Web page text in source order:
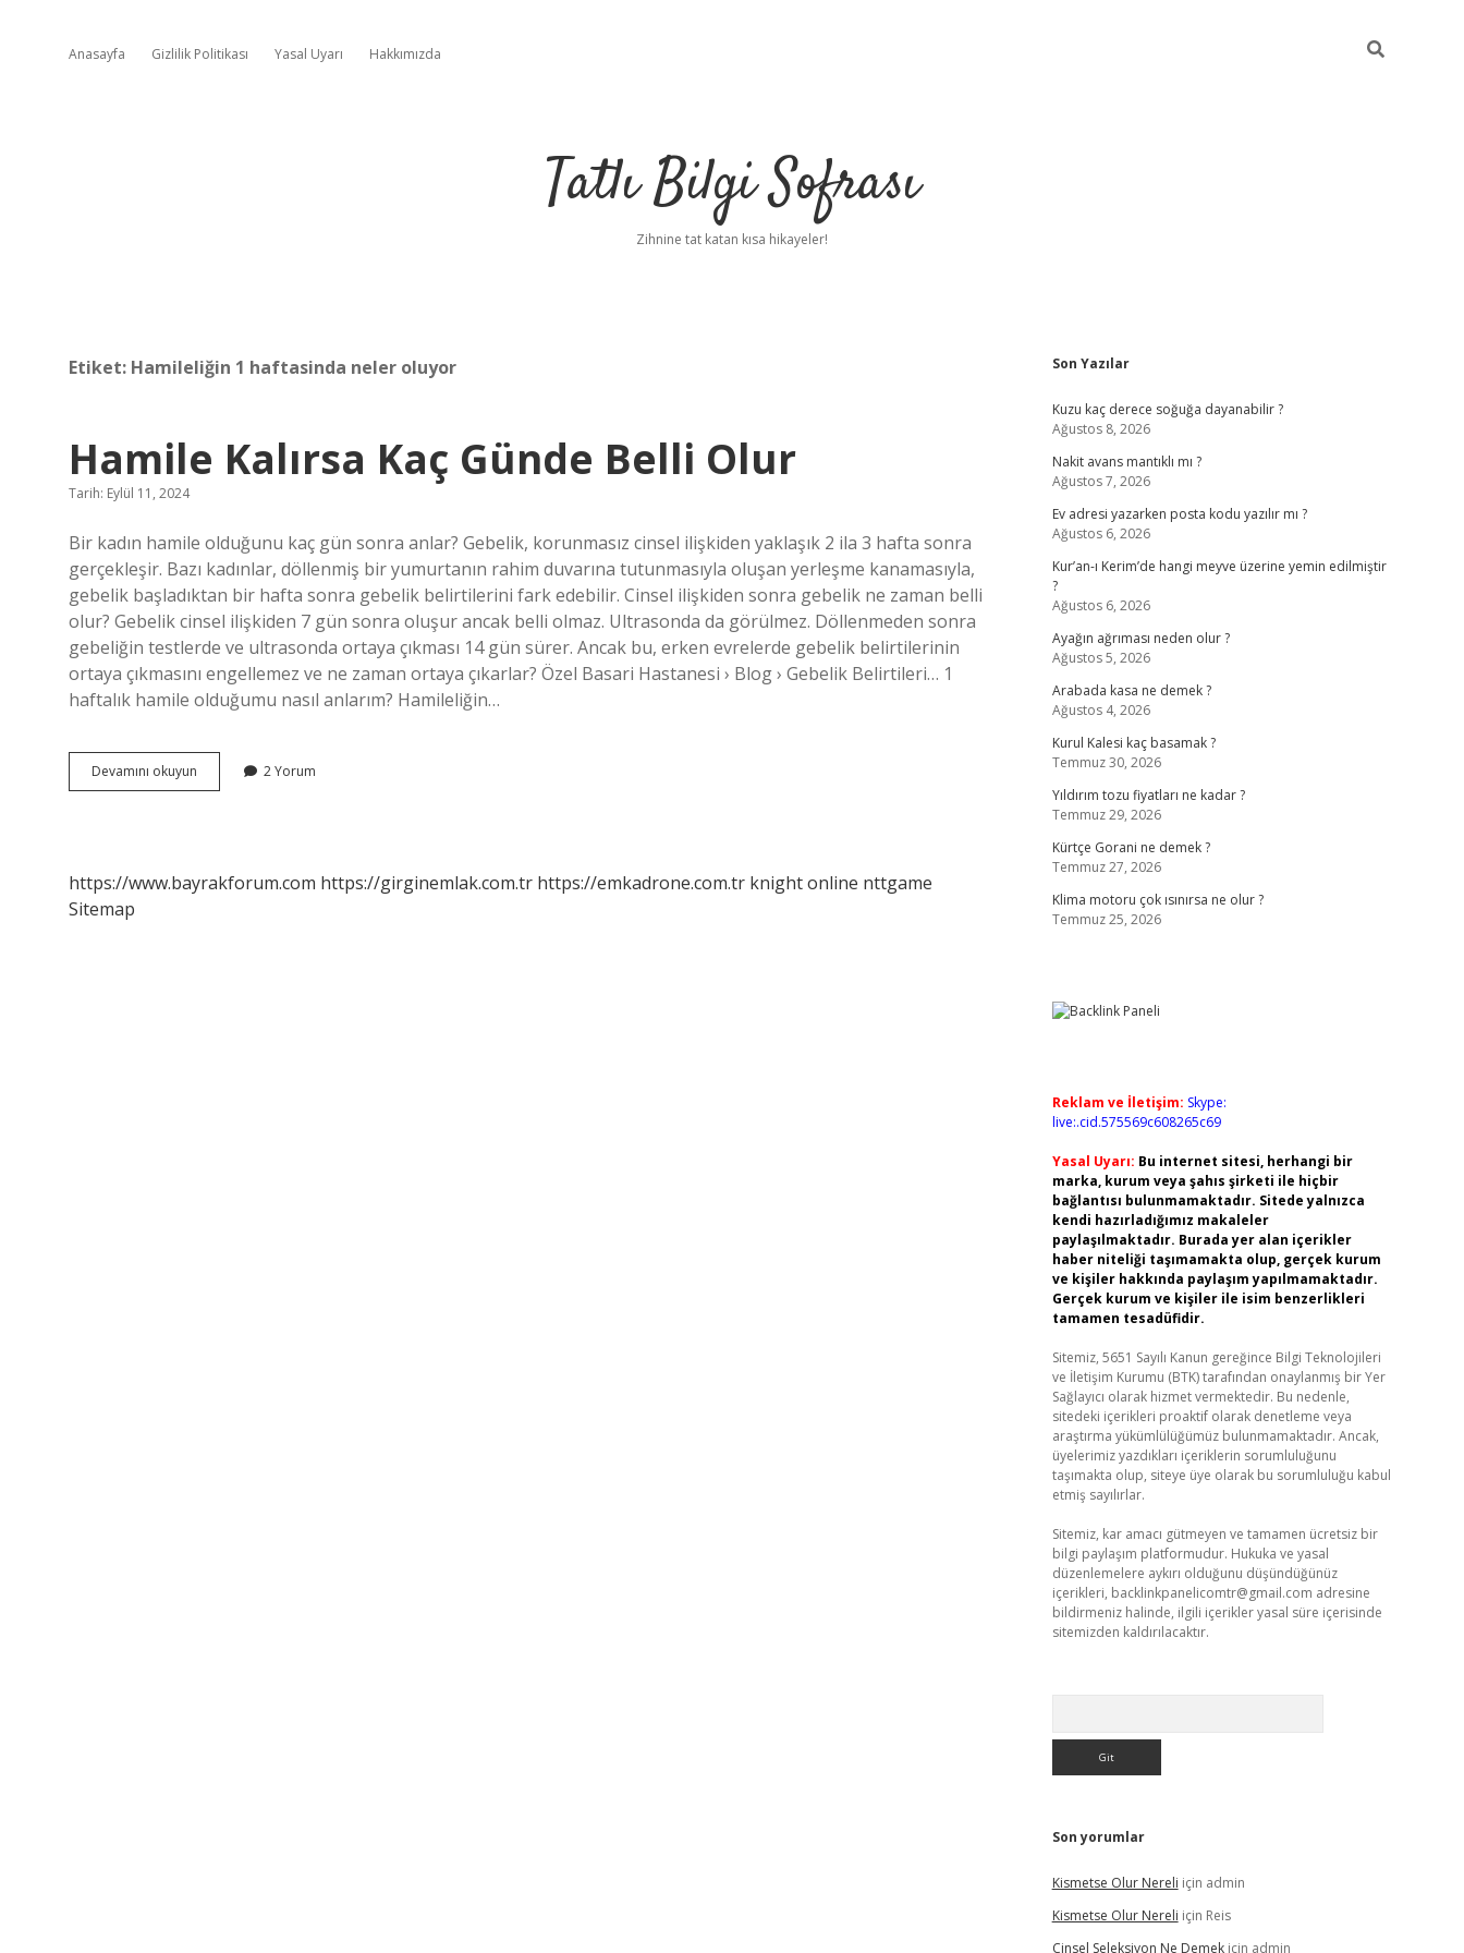
Anasayfa Gizlilik Politikası Yasal Uyarı Hakkımızda
Tatlı Bilgi Sofrası
Zihnine tat katan kısa hikayeler!
Etiket: Hamileliğin 1 haftasinda neler oluyor
Hamile Kalırsa Kaç Günde Belli Olur
Tarih: Eylül 11, 2024
Bir kadın hamile olduğunu kaç gün sonra anlar? Gebelik, korunmasız cinsel ilişkiden yaklaşık 2 ila 3 hafta sonra
gerçekleşir. Bazı kadınlar, döllenmiş bir yumurtanın rahim duvarına tutunmasıyla oluşan yerleşme kanamasıyla,
gebelik başladıktan bir hafta sonra gebelik belirtilerini fark edebilir. Cinsel ilişkiden sonra gebelik ne zaman belli
olur? Gebelik cinsel ilişkiden 7 gün sonra oluşur ancak belli olmaz. Ultrasonda da görülmez. Döllenmeden sonra
gebeliğin testlerde ve ultrasonda ortaya çıkması 14 gün sürer. Ancak bu, erken evrelerde gebelik belirtilerinin
ortaya çıkmasını engellemez ve ne zaman ortaya çıkarlar? Özel Basari Hastanesi › Blog › Gebelik Belirtileri… 1
haftalık hamile olduğumu nasıl anlarım? Hamileliğin…
Devamını okuyun
Kalırsa
2 Yorum
https://www.bayrakforum.com https://girginemlak.com.tr https://emkadrone.com.tr knight online nttgame
Sitemap
Sidebar
Son Yazılar
Kuzu kaç derece soğuğa dayanabilir ?
Ağustos 8, 2026
Nakit avans mantıklı mı ?
Ağustos 7, 2026
Ev adresi yazarken posta kodu yazılır mı ?
Ağustos 6, 2026
Kur’an-ı Kerim’de hangi meyve üzerine yemin edilmiştir
?
Ağustos 6, 2026
Ayağın ağrıması neden olur ?
Ağustos 5, 2026
Arabada kasa ne demek ?
Ağustos 4, 2026
Kurul Kalesi kaç basamak ?
Temmuz 30, 2026
Yıldırım tozu fiyatları ne kadar ?
Temmuz 29, 2026
Kürtçe Gorani ne demek ?
Temmuz 27, 2026
Klima motoru çok ısınırsa ne olur ?
Temmuz 25, 2026
Reklam ve İletişim: Skype:
live:.cid.575569c608265c69
Yasal Uyarı: Bu internet sitesi, herhangi bir
marka, kurum veya şahıs şirketi ile hiçbir
bağlantısı bulunmamaktadır. Sitede yalnızca
kendi hazırladığımız makaleler
paylaşılmaktadır. Burada yer alan içerikler
haber niteliği taşımamakta olup, gerçek kurum
ve kişiler hakkında paylaşım yapılmamaktadır.
Gerçek kurum ve kişiler ile isim benzerlikleri
tamamen tesadüfidir.
Sitemiz, 5651 Sayılı Kanun gereğince Bilgi Teknolojileri
ve İletişim Kurumu (BTK) tarafından onaylanmış bir Yer
Sağlayıcı olarak hizmet vermektedir. Bu nedenle,
sitedeki içerikleri proaktif olarak denetleme veya
araştırma yükümlülüğümüz bulunmamaktadır. Ancak,
üyelerimiz yazdıkları içeriklerin sorumluluğunu
taşımakta olup, siteye üye olarak bu sorumluluğu kabul
etmiş sayılırlar.
Sitemiz, kar amacı gütmeyen ve tamamen ücretsiz bir
bilgi paylaşım platformudur. Hukuka ve yasal
düzenlemelere aykırı olduğunu düşündüğünüz
içerikleri, backlinkpanelicomtr@gmail.com adresine
bildirmeniz halinde, ilgili içerikler yasal süre içerisinde
sitemizden kaldırılacaktır.
Son yorumlar
Kismetse Olur Nereli için admin
Kismetse Olur Nereli için Reis
Cinsel Seleksiyon Ne Demekiçin admin